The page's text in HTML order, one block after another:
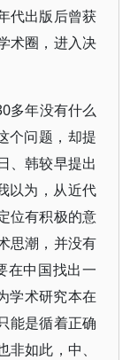
代出版后曾获
术圈，进入决
多年没有什么
个问题，却提
、韩较早提出
以为，从近代
位有积极的意
思潮，并没有
在中国找出一
学术研究本在
能是循着正确
如此，中、